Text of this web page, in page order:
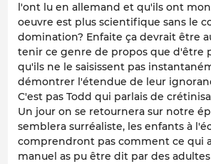
l'ont lu en allemand et qu'ils ont
oeuvre est plus scientifique sans le
domination? Enfaite ça devrait être
tenir ce genre de propos que d'être
qu'ils ne le saisissent pas
démontrer l'étendue de leur
C'est pas Todd qui parlais de
Un jour on se retournera sur notre
semblera surréaliste, les enfants à
comprendront pas comment ce qui
manuel as pu être dit par des